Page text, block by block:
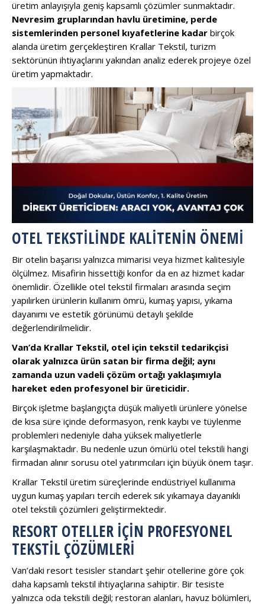
üretim anlayışıyla geniş kapsamlı çözümler sunmaktadır.
Nevresim gruplarından havlu üretimine, perde
sistemlerinden personel kıyafetlerine kadar birçok
alanda üretim gerçekleştiren Krallar Tekstil, turizm
sektörünün ihtiyaçlarını yakından analiz ederek projeye özel
üretim yapmaktadır.
OTEL TEKSTILINDE KALITENIN ÖNEMI
Bir otelin başarısı yalnızca mimarisi veya hizmet kalitesiyle
ölçülmez. Misafirin hissettiği konfor da en az hizmet kadar
önemlidir. Özellikle otel tekstil firmaları arasında seçim
yapılırken ürünlerin kullanım ömrü, kumaş yapısı, yıkama
dayanımı ve estetik görünümü detaylı şekilde
değerlendirilmelidir.
Van’da Krallar Tekstil, otel için tekstil tedarikçisi
olarak yalnızca ürün satan bir firma değil; aynı
zamanda uzun vadeli çözüm ortağı yaklaşımıyla
hareket eden profesyonel bir üreticidir.
Birçok işletme başlangıçta düşük maliyetli ürünlere yönelse
de kısa süre içinde deformasyon, renk kaybı ve tüylenme
problemleri nedeniyle daha yüksek maliyetlerle
karşılaşmaktadır. Bu nedenle uzun ömürlü otel tekstili hangi
firmadan alınır sorusu otel yatırımcıları için büyük önem taşır.
Krallar Tekstil üretim süreçlerinde endüstriyel kullanıma
uygun kumaş yapıları tercih ederek sık yıkamaya dayanıklı
otel tekstili çözümleri geliştirmektedir.
RESORT OTELLER İÇIN PROFESYONEL
TEKSTIL ÇÖZÜMLERI
Van’daki resort tesisler standart şehir otellerine göre çok
daha kapsamlı tekstil ihtiyaçlarına sahiptir. Bir tesiste
yalnızca oda tekstili değil; restoran alanları, havuz bölümleri,